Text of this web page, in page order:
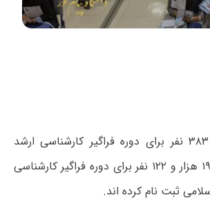
تاکنون ۶۹ هزار و ۳۸۳ نفر برای دوره فراگیر کارشناسی ارشد
دانشگاه پیام نور و ۱۹ هزار و ۱۲۲ نفر برای دوره فراگیر کارشناسی
ثبت نام کرده اند.